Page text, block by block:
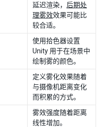
延迟渲染， 后期处
理雾效效果可能比
较合适。
使用拾色器设置
Unity 用于在场景中
绘制雾的颜色。
定义雾化效果随着
与摄像机距离变化
而积累的方式。
雾效强度随着距离
线性增加。